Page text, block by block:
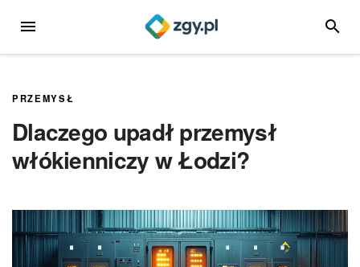
MENU
PRZEMYSŁ
Dlaczego upadł przemysł
włókienniczy w Łodzi?